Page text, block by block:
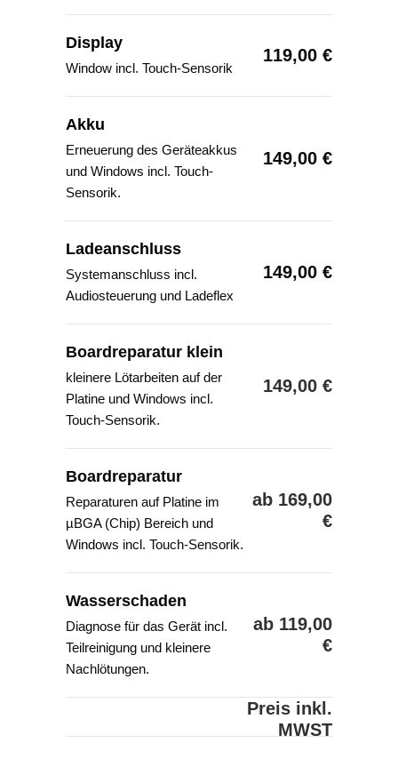
Display
Window incl. Touch-Sensorik
119,00 €
Akku
Erneuerung des Geräteakkus
und Windows incl. Touch-
Sensorik.
149,00 €
Ladeanschluss
Systemanschluss incl.
Audiosteuerung und Ladeflex
149,00 €
Boardreparatur klein
kleinere Lötarbeiten auf der
Platine und Windows incl.
Touch-Sensorik.
149,00 €
Boardreparatur
Reparaturen auf Platine im
µBGA (Chip) Bereich und
Windows incl. Touch-Sensorik.
ab 169,00
€
Wasserschaden
Diagnose für das Gerät incl.
Teilreinigung und kleinere
Nachlötungen.
ab 119,00
€
Preis inkl.
MWST